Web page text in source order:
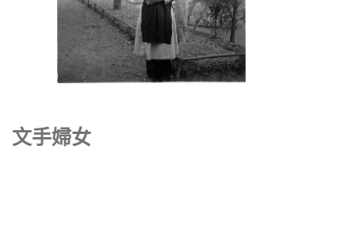
文手婦女